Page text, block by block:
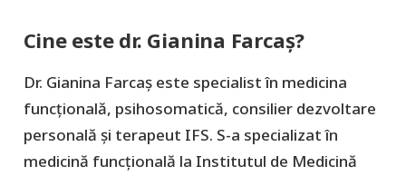
Cine este dr. Gianina Farcaș?
Dr. Gianina Farcaș este specialist în medicina
funcțională, psihosomatică, consilier dezvoltare
personală și terapeut IFS. S-a specializat în
medicină funcțională la Institutul de Medicină